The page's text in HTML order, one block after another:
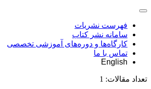
فهرست نشریات
سامانه نشر کتاب
کارگاه‌ها و دوره‌های آموزشی تخصصی
تماس با ما
English
تعداد مقالات: 1